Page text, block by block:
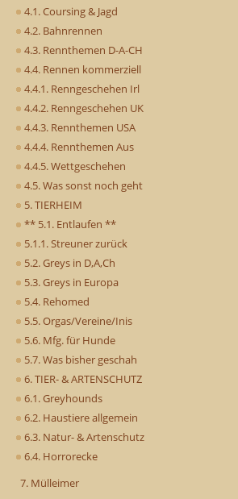
4.1. Coursing & Jagd
4.2. Bahnrennen
4.3. Rennthemen D-A-CH
4.4. Rennen kommerziell
4.4.1. Renngeschehen Irl
4.4.2. Renngeschehen UK
4.4.3. Rennthemen USA
4.4.4. Rennthemen Aus
4.4.5. Wettgeschehen
4.5. Was sonst noch geht
5. TIERHEIM
** 5.1. Entlaufen **
5.1.1. Streuner zurück
5.2. Greys in D,A,Ch
5.3. Greys in Europa
5.4. Rehomed
5.5. Orgas/Vereine/Inis
5.6. Mfg. für Hunde
5.7. Was bisher geschah
6. TIER- & ARTENSCHUTZ
6.1. Greyhounds
6.2. Haustiere allgemein
6.3. Natur- & Artenschutz
6.4. Horrorecke
7. Mülleimer